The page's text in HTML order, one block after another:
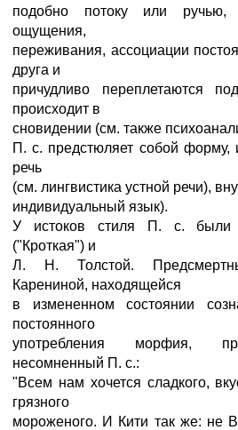
подобно потоку или
ощущения,
переживания, ассоциации
друга и
причудливо переплетаются
происходит в
сновидении (см. также
П. с. предстюляет собой
речь
(см. лингвистика устной речи),
индивидуальный язык).
У истоков стиля П. с. были
("Кроткая") и
Л. Н. Толстой.
Карениной, находящейся
в измененном состоянии
постоянного
употребления морфия,
несомненный П. с.:
"Всем нам хочется сладкого,
грязного
мороженого. И Кити так же: не